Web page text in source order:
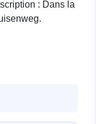
: Dans la